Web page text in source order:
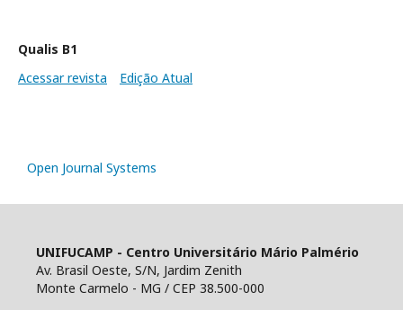
Qualis B1
Acessar revista
Edição Atual
Open Journal Systems
UNIFUCAMP - Centro Universitário Mário Palmério
Av. Brasil Oeste, S/N, Jardim Zenith
Monte Carmelo - MG / CEP 38.500-000